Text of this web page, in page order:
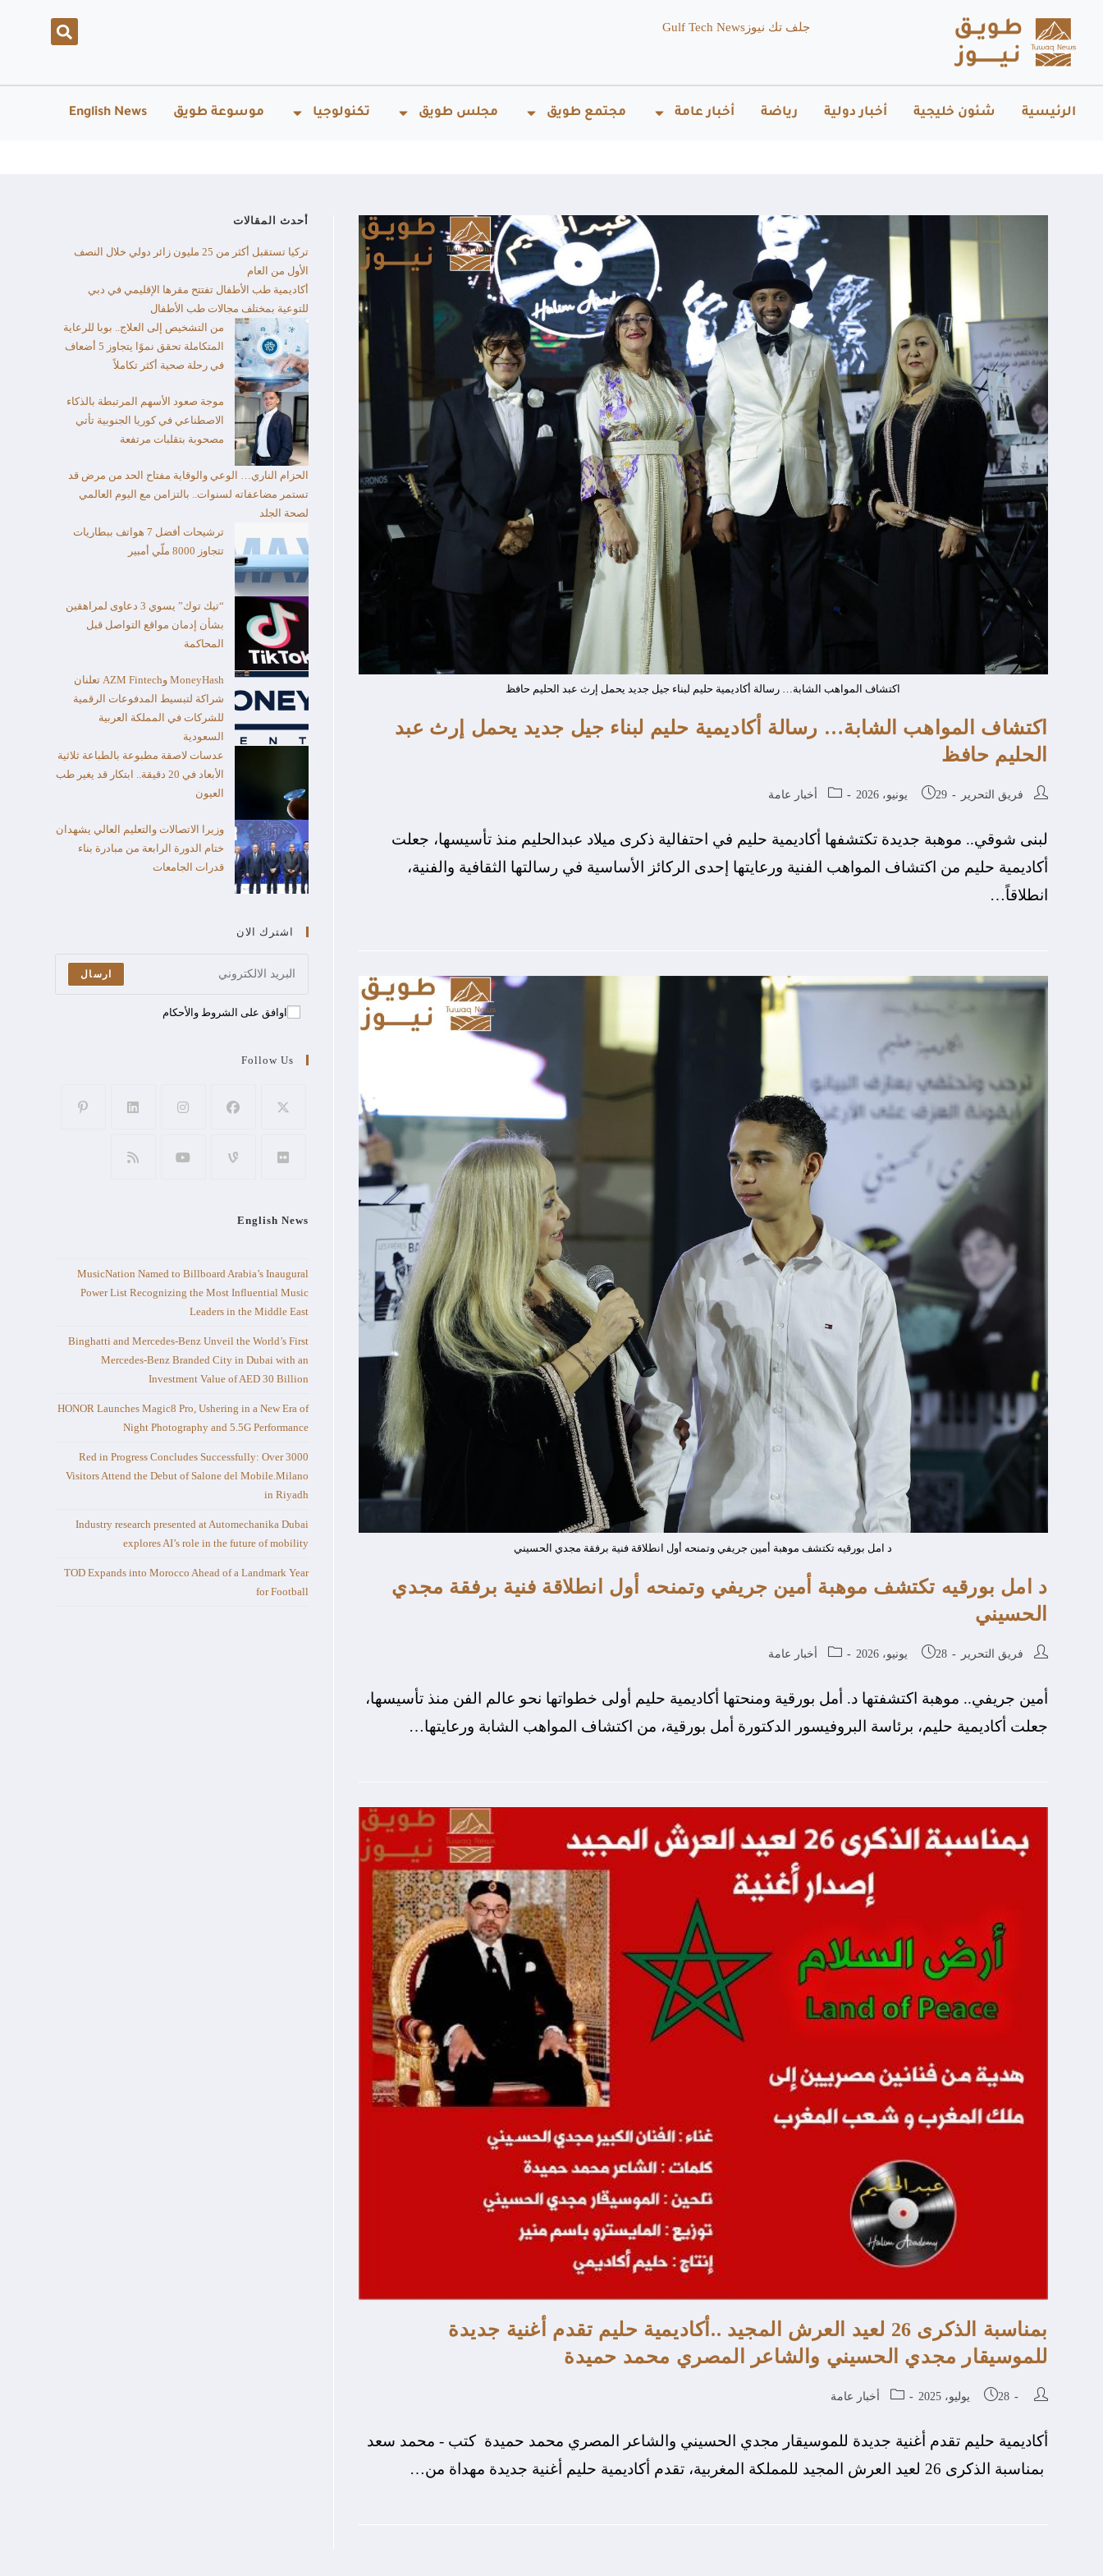
جلف تك نيوز Gulf Tech News
الرئيسية شئون خليجية أخبار دولية رياضة أخبار عامة مجتمع طويق مجلس طويق تكنولوجيا موسوعة طويق English News
اكتشاف المواهب الشابة… رسالة أكاديمية حليم لبناء جيل جديد يحمل إرث عبد الحليم حافظ
اكتشاف المواهب الشابة… رسالة أكاديمية حليم لبناء جيل جديد يحمل إرث عبد
الحليم حافظ
فريق التحرير 29 يونيو، 2026 أخبار عامة
لبنى شوقي.. موهبة جديدة تكتشفها أكاديمية حليم في احتفالية ذكرى ميلاد عبدالحليم منذ تأسيسها، جعلت
أكاديمية حليم من اكتشاف المواهب الفنية ورعايتها إحدى الركائز الأساسية في رسالتها الثقافية والفنية،
انطلاقاً…
د امل بورقيه تكتشف موهبة أمين جريفي وتمنحه أول انطلاقة فنية برفقة مجدي الحسيني
د امل بورقيه تكتشف موهبة أمين جريفي وتمنحه أول انطلاقة فنية برفقة مجدي
الحسيني
فريق التحرير 28 يونيو، 2026 أخبار عامة
أمين جريفي.. موهبة اكتشفتها د. أمل بورقية ومنحتها أكاديمية حليم أولى خطواتها نحو عالم الفن منذ تأسيسها،
جعلت أكاديمية حليم، برئاسة البروفيسور الدكتورة أمل بورقية، من اكتشاف المواهب الشابة ورعايتها…
بمناسبة الذكرى 26 لعيد العرش المجيد ..أكاديمية حليم تقدم أغنية جديدة
للموسيقار مجدي الحسيني والشاعر المصري محمد حميدة
28 يوليو، 2025 أخبار عامة
أكاديمية حليم تقدم أغنية جديدة للموسيقار مجدي الحسيني والشاعر المصري محمد حميدة كتب - محمد سعد
بمناسبة الذكرى 26 لعيد العرش المجيد للمملكة المغربية، تقدم أكاديمية حليم أغنية جديدة مهداة من…
أحدث المقالات
تركيا تستقبل أكثر من 25 مليون زائر دولي خلال النصف
الأول من العام​
أكاديمية طب الأطفال تفتتح مقرها الإقليمي في دبي
للتوعية بمختلف مجالات طب الأطفال
من التشخيص إلى العلاج.. بوبا للرعاية
المتكاملة تحقق نموًا يتجاوز 5 أضعاف
في رحلة صحية أكثر تكاملاً
موجة صعود الأسهم المرتبطة بالذكاء
الاصطناعي في كوريا الجنوبية تأتي
مصحوبة بتقلبات مرتفعة
الحزام الناري… الوعي والوقاية مفتاح الحد من مرض قد
تستمر مضاعفاته لسنوات.. بالتزامن مع اليوم العالمي
لصحة الجلد
ترشيحات أفضل 7 هواتف ببطاريات
تتجاوز 8000 ملّي أمبير
“تيك توك” يسوي 3 دعاوى لمراهقين
بشأن إدمان مواقع التواصل قبل
المحاكمة
MoneyHash وAZM Fintech تعلنان
شراكة لتبسيط المدفوعات الرقمية
للشركات في المملكة العربية
السعودية
عدسات لاصقة مطبوعة بالطباعة ثلاثية
الأبعاد في 20 دقيقة.. ابتكار قد يغير طب
العيون
وزيرا الاتصالات والتعليم العالي يشهدان
ختام الدورة الرابعة من مبادرة بناء
قدرات الجامعات
اشترك الان
ارسال
اوافق على الشروط والأحكام
Follow Us
English News
MusicNation Named to Billboard Arabia’s Inaugural
Power List Recognizing the Most Influential Music
Leaders in the Middle East
Binghatti and Mercedes-Benz Unveil the World’s First
Mercedes-Benz Branded City in Dubai with an
Investment Value of AED 30 Billion
HONOR Launches Magic8 Pro, Ushering in a New Era of
Night Photography and 5.5G Performance
Red in Progress Concludes Successfully: Over 3000
Visitors Attend the Debut of Salone del Mobile.Milano
in Riyadh
Industry research presented at Automechanika Dubai
explores AI’s role in the future of mobility
TOD Expands into Morocco Ahead of a Landmark Year
for Football